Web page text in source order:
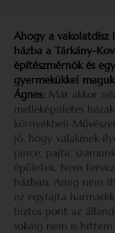
Ahogy a
házba a Tárkány-
építészmérnök és
gyermekükkel
Ágnes: Már akkor
melléképületes
környékbeli
jó, hogy valakinek
pince, pajta,
épületek. Nem
házban. Amíg nem
ez egyfajta
biztos pont az
sokáig nem is